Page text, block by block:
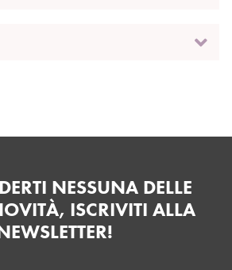
NESSUNA DELLE
ISCRIVITI ALLA